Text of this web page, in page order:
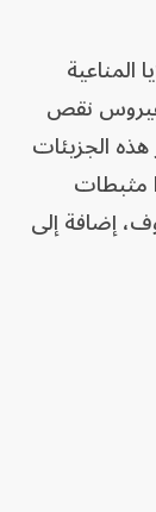
المناعية
نقص
هذه الجزيئات
مثبطات
إضافة إلى